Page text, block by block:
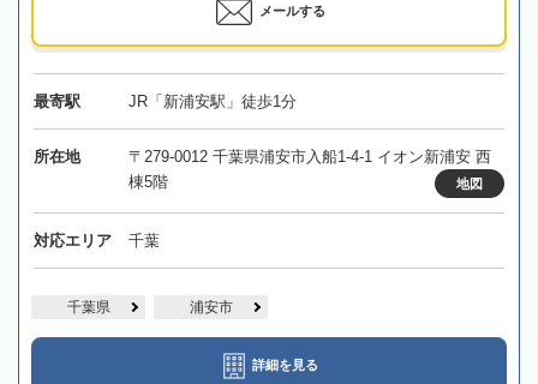
メールする
最寄駅 JR「新浦安駅」徒歩1分
所在地
〒279-0012 千葉県浦安市入船1-4-1 イオン新浦安 西
棟5階
地図
対応エリア 千葉
千葉県 浦安市
詳細を見る